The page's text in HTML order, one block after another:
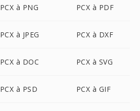
PCX à PNG PCX à PDF
PCX à JPEG PCX à DXF
PCX à DOC PCX à SVG
PCX à PSD PCX à GIF